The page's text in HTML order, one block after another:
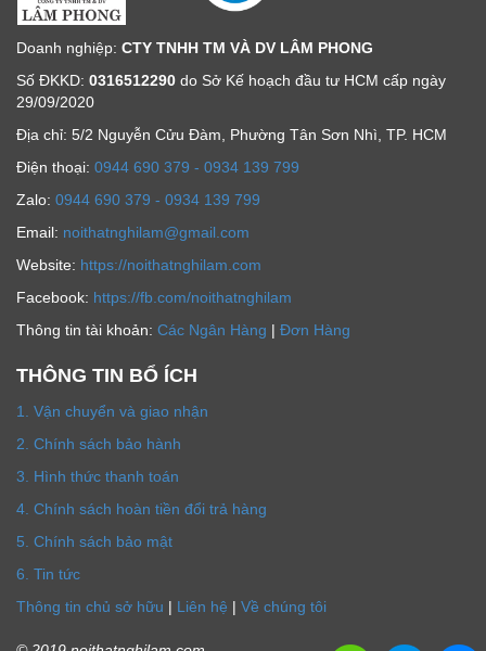
Doanh nghiệp: CTY TNHH TM VÀ DV LÂM PHONG
Số ĐKKD: 0316512290 do Sở Kế hoạch đầu tư HCM cấp ngày
29/09/2020
Địa chỉ: 5/2 Nguyễn Cửu Đàm, Phường Tân Sơn Nhì, TP. HCM
Ðiện thoại: 0944 690 379 - 0934 139 799
Zalo: 0944 690 379 - 0934 139 799
Email: noithatnghilam@gmail.com
Website: https://noithatnghilam.com
Facebook: https://fb.com/noithatnghilam
Thông tin tài khoản: Các Ngân Hàng | Đơn Hàng
THÔNG TIN BỔ ÍCH
1. Vận chuyển và giao nhận
2. Chính sách bảo hành
3. Hình thức thanh toán
4. Chính sách hoàn tiền đổi trả hàng
5. Chính sách bảo mật
6. Tin tức
Thông tin chủ sở hữu | Liên hệ | Về chúng tôi